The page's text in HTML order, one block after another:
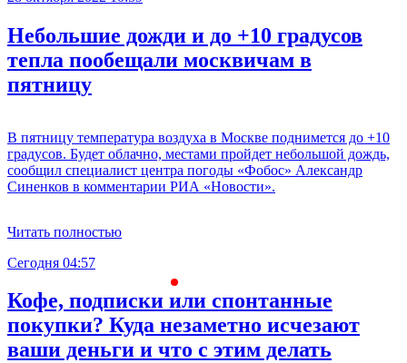
Небольшие дожди и до +10 градусов
тепла пообещали москвичам в
пятницу
В пятницу температура воздуха в Москве поднимется до +10
градусов. Будет облачно, местами пройдет небольшой дождь,
сообщил специалист центра погоды «Фобос» Александр
Синенков в комментарии РИА «Новости».
Читать полностью
Сегодня 04:57
Кофе, подписки или спонтанные
покупки? Куда незаметно исчезают
ваши деньги и что с этим делать